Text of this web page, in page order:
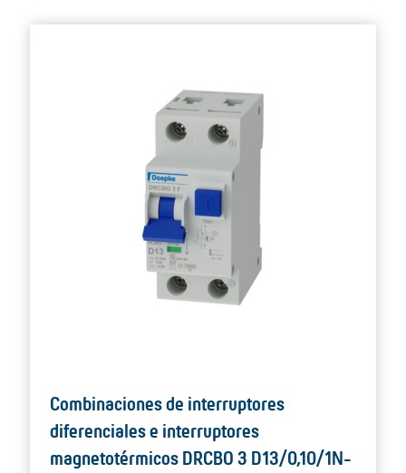
Combinaciones de interruptores
diferenciales e interruptores
magnetotérmicos DRCBO 3 D13/0,10/1N-